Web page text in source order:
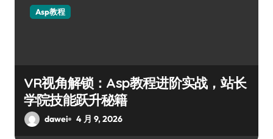
Asp教程
VR视角解锁：Asp教程进阶实战，站长
学院技能跃升秘籍
dawei 4 月 9, 2026